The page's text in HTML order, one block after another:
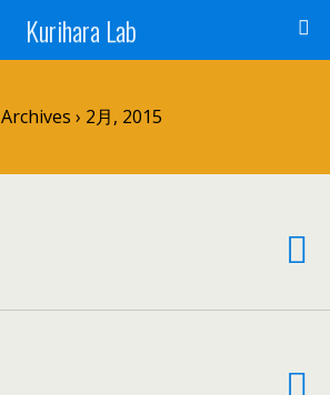
Kurihara Lab
Archives › 2月, 2015